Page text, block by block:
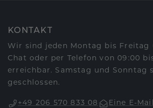
KONTAKT
Wir sind jeden Montag bis Freitag
Chat oder per Telefon von 09:00
erreichbar. Samstag und Sonntag
geschlossen.
+49 206 570 833 08
Eine E-